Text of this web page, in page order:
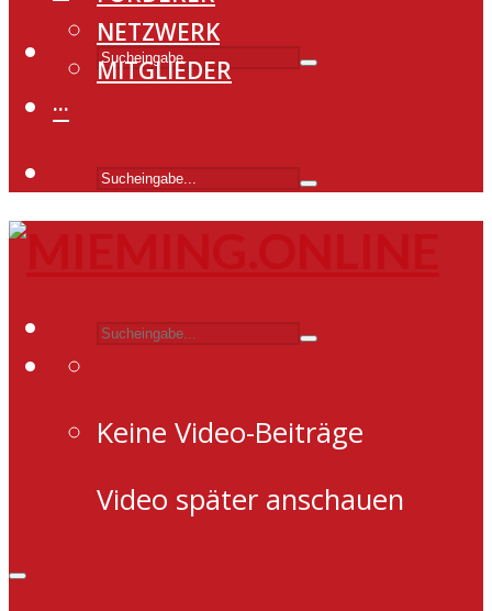
NETZWERK
MITGLIEDER
···
Keine Video-Beiträge
Video später anschauen